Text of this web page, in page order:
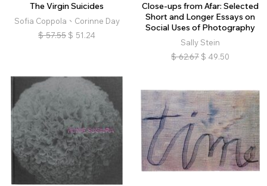
The Virgin Suicides
Sofia Coppola、Corinne Day
$ 57.55 $ 51.24
Close-ups from Afar: Selected
Short and Longer Essays on
Social Uses of Photography
Sally Stein
$ 62.67 $ 49.50